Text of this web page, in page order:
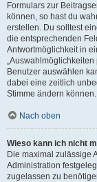
Formulars zur
können, so hast du
erstellen. Du solltest
die entsprechenden
Antwortmöglichkeit in
Benutzer auswählen
dabei eine zeitlich
Stimme ändern können.
Nach oben
Wieso kann ich nicht
Die maximal zulässige
Administration
zugelassen zu